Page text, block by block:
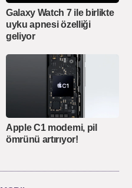
Galaxy Watch 7 ile birlikte
uyku apnesi özelliği
geliyor
Apple C1 modemi, pil
ömrünü artırıyor!